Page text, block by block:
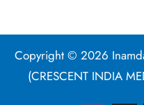
Copyright © 2026
(CRESCENT INDIA